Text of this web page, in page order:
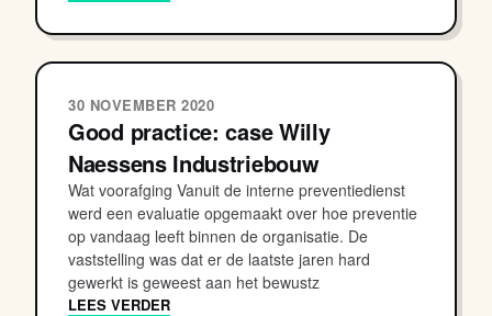
30 NOVEMBER 2020
Good practice: case Willy
Naessens Industriebouw
Wat voorafging Vanuit de interne preventiedienst
werd een evaluatie opgemaakt over hoe preventie
op vandaag leeft binnen de organisatie. De
vaststelling was dat er de laatste jaren hard
gewerkt is geweest aan het bewustz
LEES VERDER